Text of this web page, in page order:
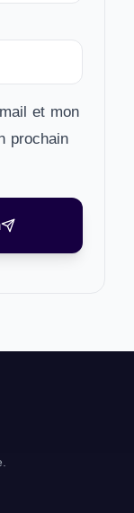
et mon
prochain